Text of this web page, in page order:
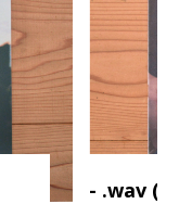
- .wav